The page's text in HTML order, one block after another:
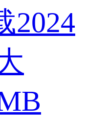
2024